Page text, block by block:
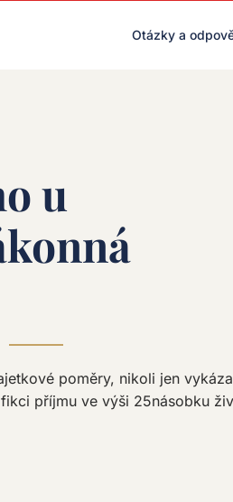
Otázky a
u
poměry, nikoli jen
příjmu ve výši 25násobku